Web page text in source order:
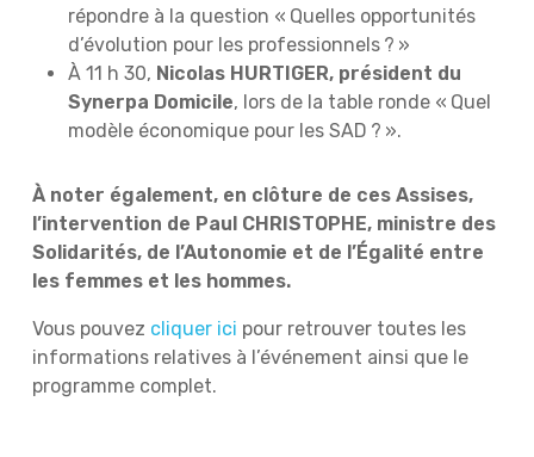
répondre à la question « Quelles opportunités
d’évolution pour les professionnels ? »
À 11 h 30, Nicolas HURTIGER, président du
Synerpa Domicile, lors de la table ronde « Quel
modèle économique pour les SAD ? ».
À noter également, en clôture de ces Assises,
l’intervention de Paul CHRISTOPHE, ministre des
Solidarités, de l’Autonomie et de l’Égalité entre
les femmes et les hommes.
Vous pouvez cliquer ici pour retrouver toutes les
informations relatives à l’événement ainsi que le
programme complet.